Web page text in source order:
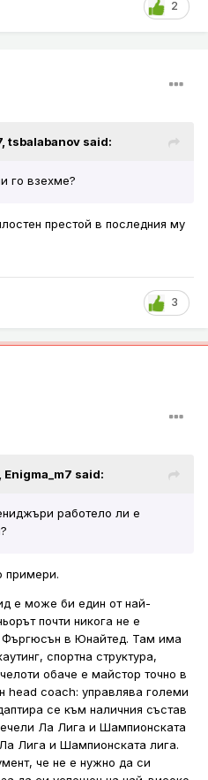
2
tsbalabanov said:
го взехме?
престой в последния му
3
Enigma_m7 said:
работело ли е
примери.
е може би един от най-
почти никога не е
Фъргюсън в Юнайтед. Там има
спортна структура,
обаче е майстор точно в
head coach: управлява големи
се към наличния състав
Ла Лига и Шампионската
Лига и Шампионската лига.
че не е нужно да си